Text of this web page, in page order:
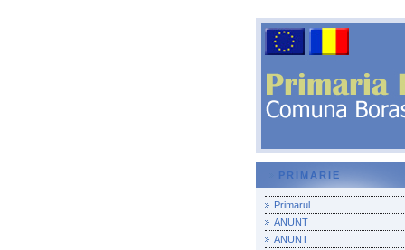
PRIMARIE
Primarul
ANUNT
ANUNT